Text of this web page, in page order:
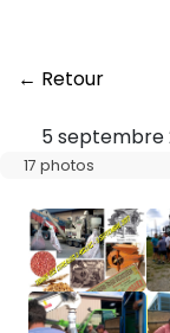
← Retour
5 septembre
17 photos